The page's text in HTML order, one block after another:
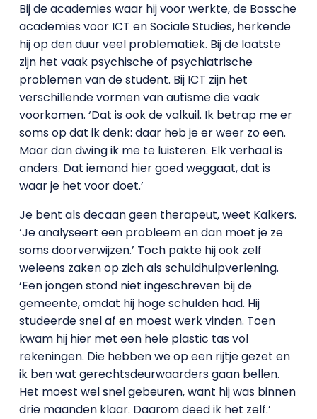
Bij de academies waar hij voor werkte, de Bossche
academies voor ICT en Sociale Studies, herkende
hij op den duur veel problematiek. Bij de laatste
zijn het vaak psychische of psychiatrische
problemen van de student. Bij ICT zijn het
verschillende vormen van autisme die vaak
voorkomen. ‘Dat is ook de valkuil. Ik betrap me er
soms op dat ik denk: daar heb je er weer zo een.
Maar dan dwing ik me te luisteren. Elk verhaal is
anders. Dat iemand hier goed weggaat, dat is
waar je het voor doet.’
Je bent als decaan geen therapeut, weet Kalkers.
‘Je analyseert een probleem en dan moet je ze
soms doorverwijzen.’ Toch pakte hij ook zelf
weleens zaken op zich als schuldhulpverlening.
‘Een jongen stond niet ingeschreven bij de
gemeente, omdat hij hoge schulden had. Hij
studeerde snel af en moest werk vinden. Toen
kwam hij hier met een hele plastic tas vol
rekeningen. Die hebben we op een rijtje gezet en
ik ben wat gerechtsdeurwaarders gaan bellen.
Het moest wel snel gebeuren, want hij was binnen
drie maanden klaar. Daarom deed ik het zelf.’